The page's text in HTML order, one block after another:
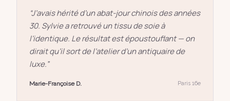
“J’avais hérité d’un abat-jour chinois des années
30. Sylvie a retrouvé un tissu de soie à
l’identique. Le résultat est époustouflant — on
dirait qu’il sort de l’atelier d’un antiquaire de
luxe.”
Marie-Françoise D. Paris 16e